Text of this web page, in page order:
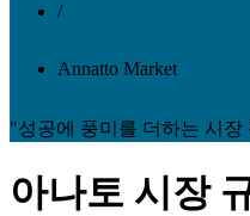
/
Annatto Market
"성공에 풍미를 더하는 시장
아나토 시장